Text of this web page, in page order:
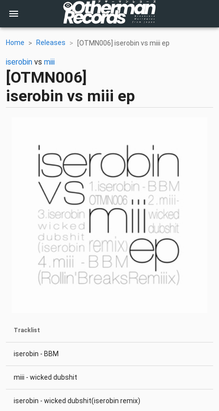
Home Releases [OTMN006] iserobin vs miii ep
iserobin vs miii
[OTMN006]
iserobin vs miii ep
Tracklist
iserobin - BBM
miii - wicked dubshit
iserobin - wicked dubshit(iserobin remix)